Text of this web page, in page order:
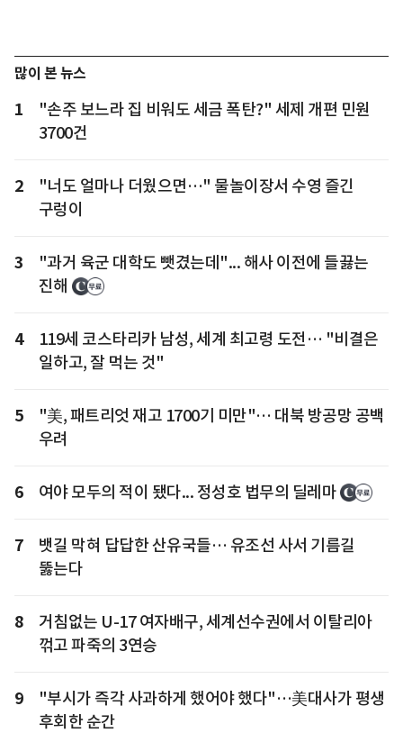
많이 본 뉴스
1
"손주 보느라 집 비워도 세금 폭탄?" 세제 개편 민원
3700건
2
"너도 얼마나 더웠으면…" 물놀이장서 수영 즐긴
구렁이
3
"과거 육군 대학도 뺏겼는데"... 해사 이전에 들끓는
진해
4
119세 코스타리카 남성, 세계 최고령 도전… "비결은
일하고, 잘 먹는 것"
5
"美, 패트리엇 재고 1700기 미만"… 대북 방공망 공백
우려
6 여야 모두의 적이 됐다... 정성호 법무의 딜레마
7
뱃길 막혀 답답한 산유국들… 유조선 사서 기름길
뚫는다
8
거침없는 U-17 여자배구, 세계선수권에서 이탈리아
꺾고 파죽의 3연승
9
"부시가 즉각 사과하게 했어야 했다"…美대사가 평생
후회한 순간